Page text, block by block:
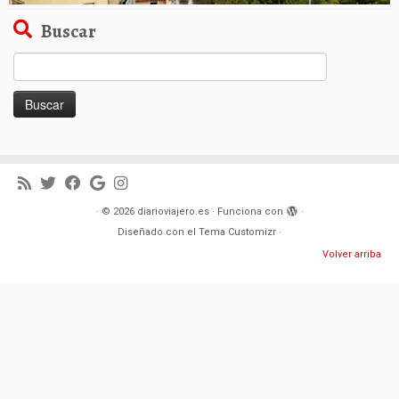
Buscar
· © 2026 diarioviajero.es· Funciona con
·
Diseñado con el Tema Customizr ·
Volver arriba